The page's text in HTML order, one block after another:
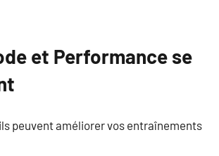
et Performance se
peuvent améliorer vos entraînements